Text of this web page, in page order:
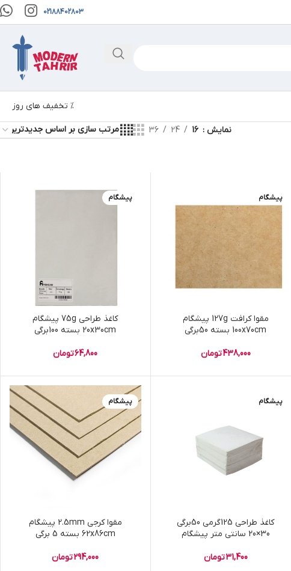
02188402803
% تخفیف های روز
نمایش 16
24
36
پیشگام
مقوا کرافت 127g پیشگام
100x70cm بسته 50برگی
438,000تومان
پیشگام
کاغذ طراحی 75g پیشگام
20x30cm بسته 100برگی
64,800تومان
پیشگام
کاغذ طراحی 125گرمی 50برگی
30×20 سانتی متر پیشگام
31,400تومان
پیشگام
مقوا کرجی 2.5mm پیشگام
62x86cm بسته 5 برگی
294,000تومان